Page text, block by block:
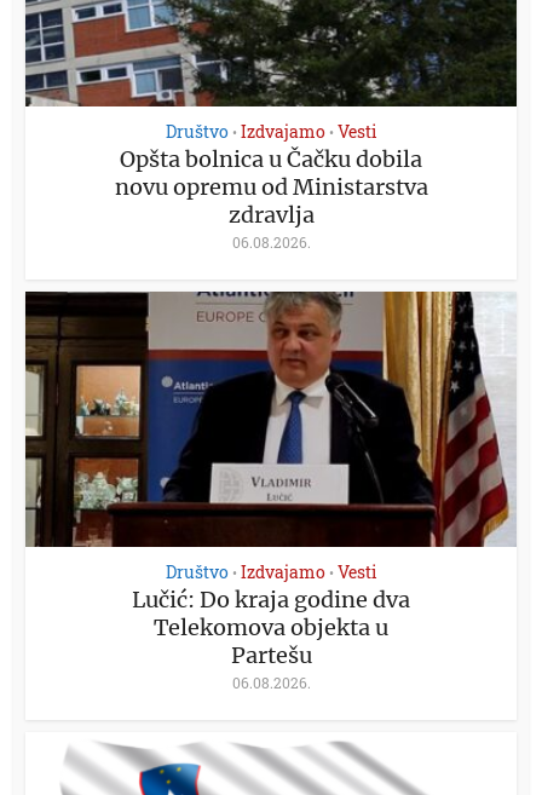
Društvo • Izdvajamo • Vesti
Opšta bolnica u Čačku dobila
novu opremu od Ministarstva
zdravlja
06.08.2026.
Društvo • Izdvajamo • Vesti
Lučić: Do kraja godine dva
Telekomova objekta u
Partešu
06.08.2026.